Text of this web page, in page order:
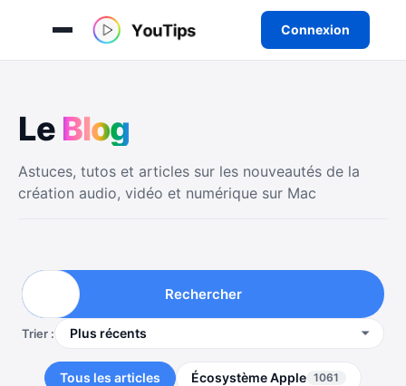
Connexion
contenu
Le Blog
Astuces, tutos et articles sur les nouveautés de la
création audio, vidéo et numérique sur Mac
Rechercher
Trier :
Tous les articles Écosystème Apple 1061